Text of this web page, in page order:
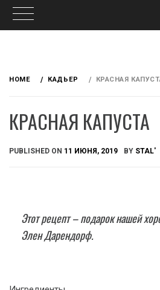
HOME КАДЬЕР КРАСНАЯ
КРАСНАЯ КАПУСТА
PUBLISHED ON 11 ИЮНЯ, 2019 BY STAL'
Этот рецепт – подарок нашей
Элен Дарендорф.